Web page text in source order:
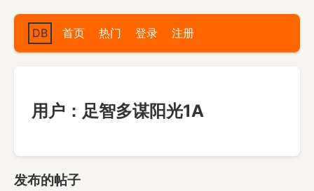
DB 首页 热门 登录 注册
用户：足智多谋阳光1A
发布的帖子